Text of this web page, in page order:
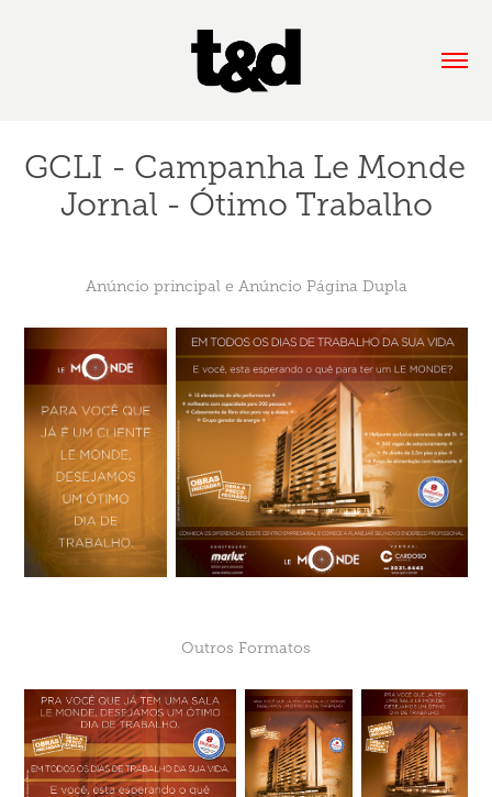
GCLI - Campanha Le Monde
Jornal - Ótimo Trabalho
Anúncio principal e Anúncio Página Dupla
Outros Formatos